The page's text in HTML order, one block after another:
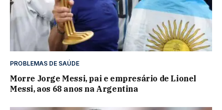
PROBLEMAS DE SAÚDE
Morre Jorge Messi, pai e empresário de Lionel
Messi, aos 68 anos na Argentina